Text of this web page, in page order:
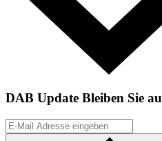
DAB Update Bleiben Sie